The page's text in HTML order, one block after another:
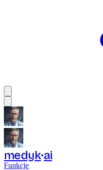
medyk ai
Funkcje